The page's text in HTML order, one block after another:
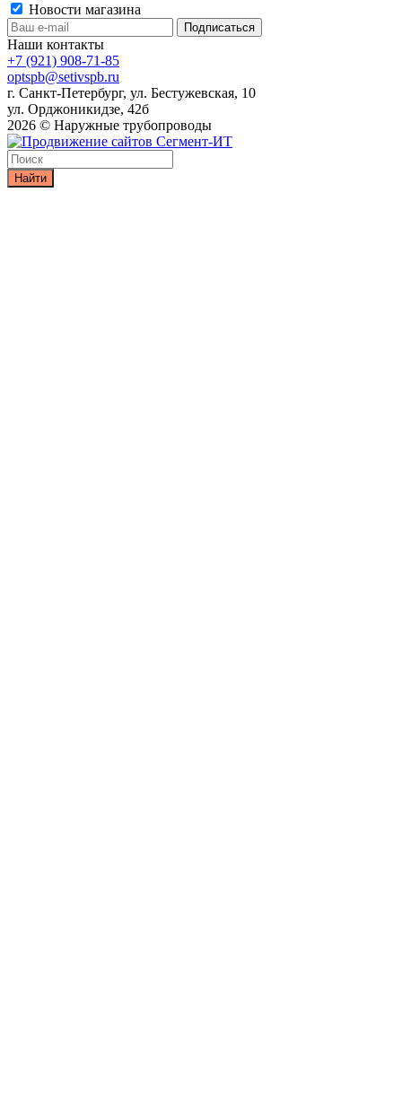
Новости магазина
Наши контакты
+7 (921) 908-71-85
optspb@setivspb.ru
г. Санкт-Петербург, ул. Бестужевская, 10
ул. Орджоникидзе, 42б
2026 © Наружные трубопроводы
Найти